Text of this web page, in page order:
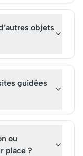
objets
guidées
ou
place ?